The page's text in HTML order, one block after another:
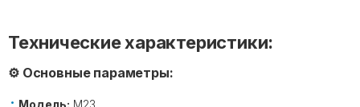
Технические характеристики:
⚙️ Основные параметры:
Модель: M23